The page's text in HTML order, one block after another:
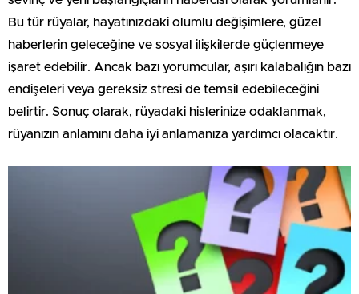
Bu tür rüyalar, hayatınızdaki olumlu değişimlere, güzel
haberlerin geleceğine ve sosyal ilişkilerde güçlenmeye
işaret edebilir. Ancak bazı yorumcular, aşırı kalabalığın bazı
endişeleri veya gereksiz stresi de temsil edebileceğini
belirtir. Sonuç olarak, rüyadaki hislerinize odaklanmak,
rüyanızın anlamını daha iyi anlamanıza yardımcı olacaktır.